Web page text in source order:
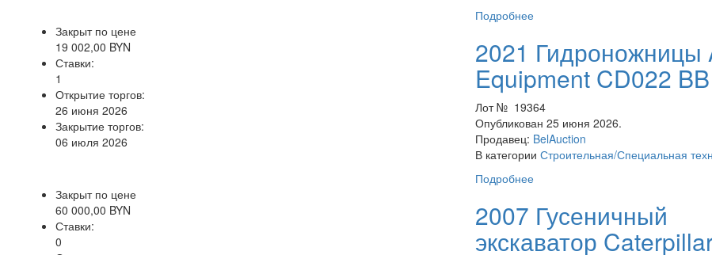
Подробнее
Закрыт по цене
19 002,00 BYN
Ставки:
1
Открытие торгов:
26 июня 2026
Закрытие торгов:
06 июля 2026
2021 Гидроножницы
Equipment CD022 BB
Лот № 19364
Опубликован 25 июня 2026.
Продавец: BelAuction
В категорииСтроительная/Специальная
Подробнее
Закрыт по цене
60 000,00 BYN
Ставки:
0
2007 Гусеничный
экскаватор